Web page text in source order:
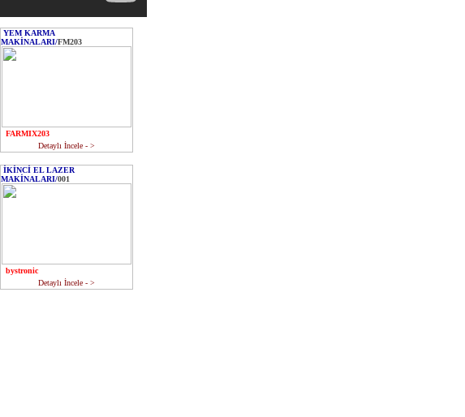
YEM KARMA
MAKİNALARI/FM203
FARMIX203
Detaylı İncele- >
İKİNCİ EL LAZER
MAKİNALARI/001
bystronic
Detaylı İncele- >